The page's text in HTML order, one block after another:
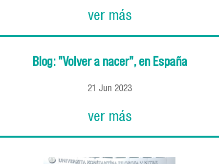
ver más
Blog: "Volver a nacer", en España
21 Jun 2023
ver más